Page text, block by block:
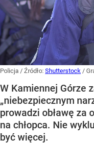
Policja / Źródło: Shutterstock /
W Kamiennej Górze
„niebezpiecznym
prowadzi obławę za
na chłopca. Nie
być więcej.